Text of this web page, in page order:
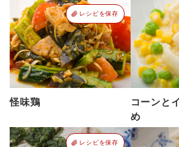
レシピを保存
怪味鶏
コーンと
め
レシピを保存